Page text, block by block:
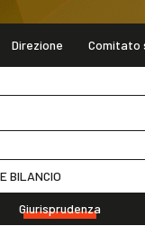
Direzione Comitato
BILANCIO
Giurisprudenza